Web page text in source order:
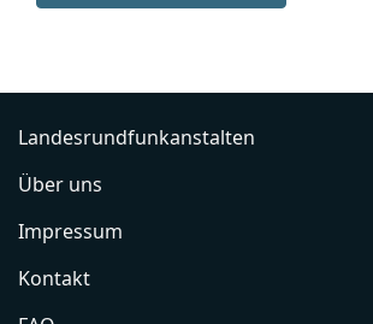
Landesrundfunkanstalten
Über uns
Impressum
Kontakt